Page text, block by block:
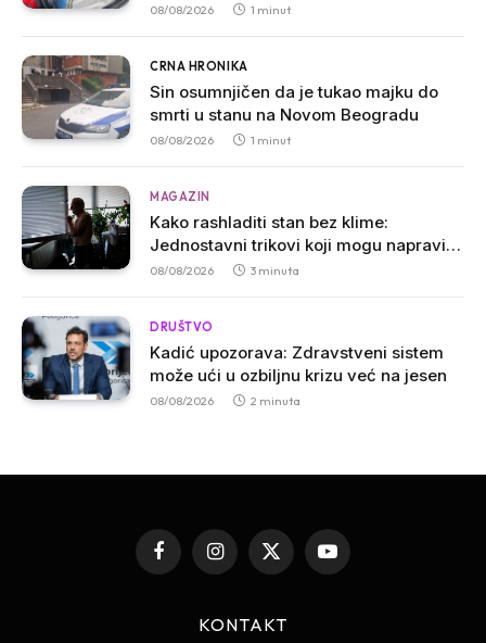
08/08/2026 1 minut
CRNA HRONIKA
Sin osumnjičen da je tukao majku do
smrti u stanu na Novom Beogradu
08/08/2026 1 minut
MAGAZIN
Kako rashladiti stan bez klime:
Jednostavni trikovi koji mogu napraviti
veliku razliku
08/08/2026 3 minuta
DRUŠTVO
Kadić upozorava: Zdravstveni sistem
može ući u ozbiljnu krizu već na jesen
08/08/2026 2 minuta
FacebookInstagram
X
(Twitter)
YouTube
KONTAKT